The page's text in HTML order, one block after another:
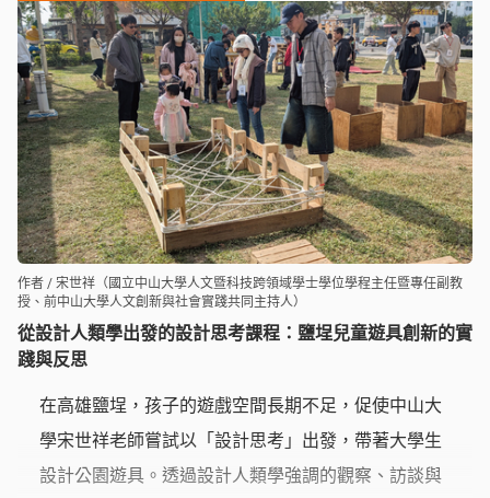
從設計人類學出發的設計思考課程：鹽埕兒童遊具創新的實
踐與反思
作者 / 宋世祥（國立中山大學人文暨科技跨領域學士學位學程主任暨專任副教
授、前中山大學人文創新與社會實踐共同主持人）
在高雄鹽埕，孩子的遊戲空間長期不足，促使中山大
學宋世祥老師嘗試以「設計思考」出發，帶著大學生
設計公園遊具。透過設計人類學強調的觀察、訪談與